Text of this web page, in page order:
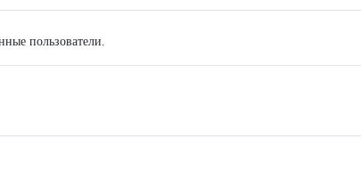
пользователи.